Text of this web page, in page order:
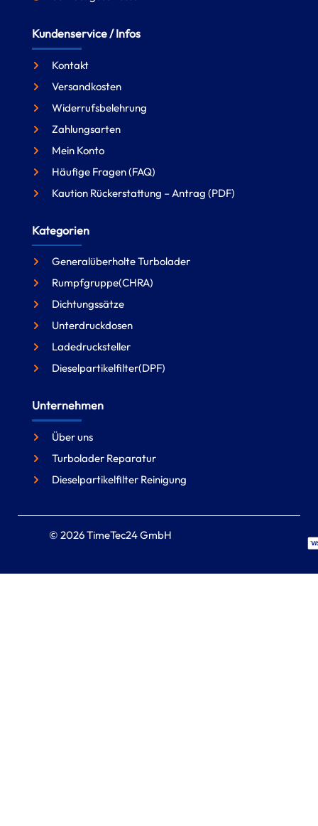
Kundenservice / Infos
Kontakt
Versandkosten
Widerrufsbelehrung
Zahlungsarten
Mein Konto
Häufige Fragen (FAQ)
Kaution Rückerstattung – Antrag (PDF)
Kategorien
Generalüberholte Turbolader
Rumpfgruppe(CHRA)
Dichtungssätze
Unterdruckdosen
Ladedrucksteller
Dieselpartikelfilter(DPF)
Unternehmen
Über uns
Turbolader Reparatur
Dieselpartikelfilter Reinigung
© 2026 TimeTec24 GmbH